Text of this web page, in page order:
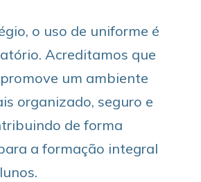
o uso de uniforme é
Acreditamos que
um ambiente
organizado, seguro e
de forma
a formação integral